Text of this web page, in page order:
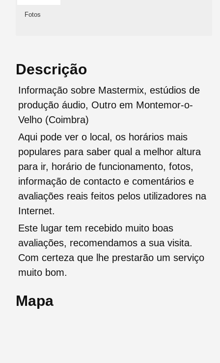
Fotos
Descrição
Informação sobre Mastermix, estúdios de
produção áudio, Outro em Montemor-o-
Velho (Coimbra)
Aqui pode ver o local, os horários mais
populares para saber qual a melhor altura
para ir, horário de funcionamento, fotos,
informação de contacto e comentários e
avaliações reais feitos pelos utilizadores na
Internet.
Este lugar tem recebido muito boas
avaliações, recomendamos a sua visita.
Com certeza que lhe prestarão um serviço
muito bom.
Mapa